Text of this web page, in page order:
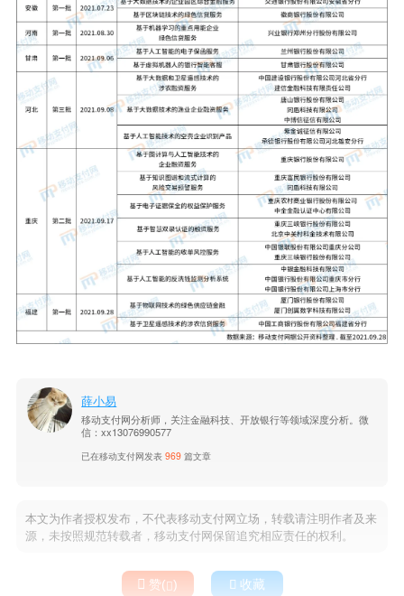
薛小易
移动支付网分析师，关注金融科技、开放银行等领域深度分析。微
信：xx13076990577
已在移动支付网发表969 篇文章
本文为作者授权发布，不代表移动支付网立场，转载请注明作者及来
源，未按照规范转载者，移动支付网保留追究相应责任的权利。
 赞()  收藏